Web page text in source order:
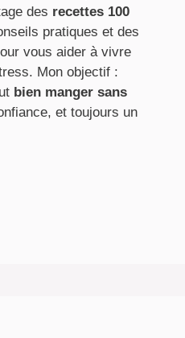
des recettes 100
pratiques et des
vous aider à vivre
Mon objectif :
bien manger sans
et toujours un